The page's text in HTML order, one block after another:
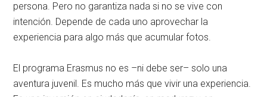
persona. Pero no garantiza nada si no se vive con
intención. Depende de cada uno aprovechar la
experiencia para algo más que acumular fotos.
El programa Erasmus no es –ni debe ser– solo una
aventura juvenil. Es mucho más que vivir una experiencia.